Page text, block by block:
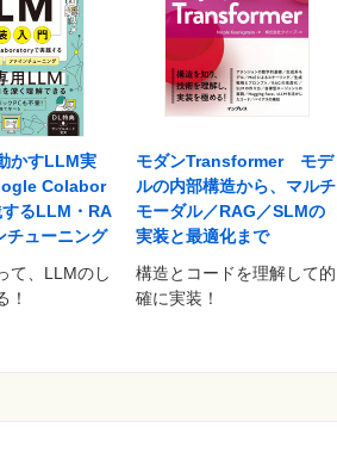
かすLLM実
Colabor
るLLM・RA
チューニング
て、LLMのし
！
モダンTransformer モデ
ルの内部構造から、マルチ
モーダル／RAG／SLMの
実装と最適化まで
構造とコードを理解して的
確に実装！